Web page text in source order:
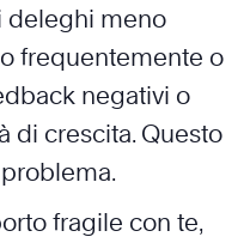
deleghi meno
frequentemente o
negativi o
di crescita. Questo
fragile con te,